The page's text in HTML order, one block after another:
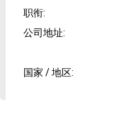
职衔:
公司地址:
国家 / 地区: